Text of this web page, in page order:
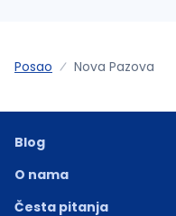
Posao Nova Pazova
Blog
O nama
Česta pitanja